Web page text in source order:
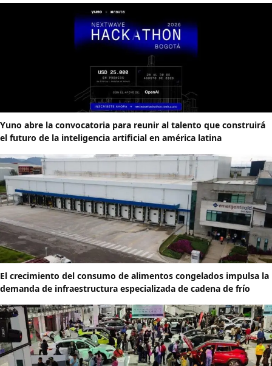
Yuno abre la convocatoria para reunir al talento que construirá
el futuro de la inteligencia artificial en américa latina
El crecimiento del consumo de alimentos congelados impulsa la
demanda de infraestructura especializada de cadena de frío